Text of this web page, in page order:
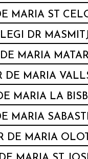
MARIA ST
DR
MARIA
DE MARIA
MARIA LA
MARIA
DE MARIA OLOT